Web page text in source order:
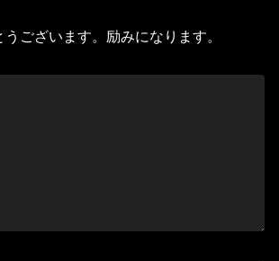
ございます。励みになります。